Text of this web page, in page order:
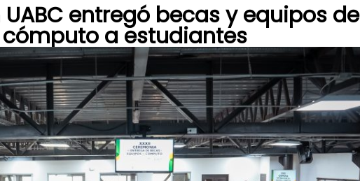
entregó becas y equipos de
cómputo a estudiantes